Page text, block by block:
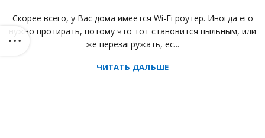
Скорее всего, у Вас дома имеется Wi-Fi роутер. Иногда его
нужно протирать, потому что тот становится пыльным, или
же перезагружать, ес...
ЧИТАТЬ ДАЛЬШЕ